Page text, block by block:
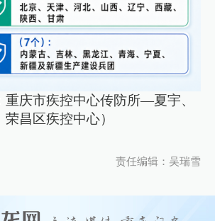
重庆市疾控中心传防所—夏宇、
昌区疾控中心）
责任编辑：吴瑞雪